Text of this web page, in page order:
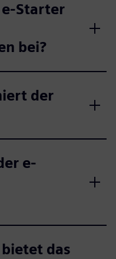
Starter
bei?
der
e-
das